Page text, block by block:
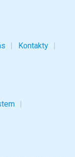
Kontakty